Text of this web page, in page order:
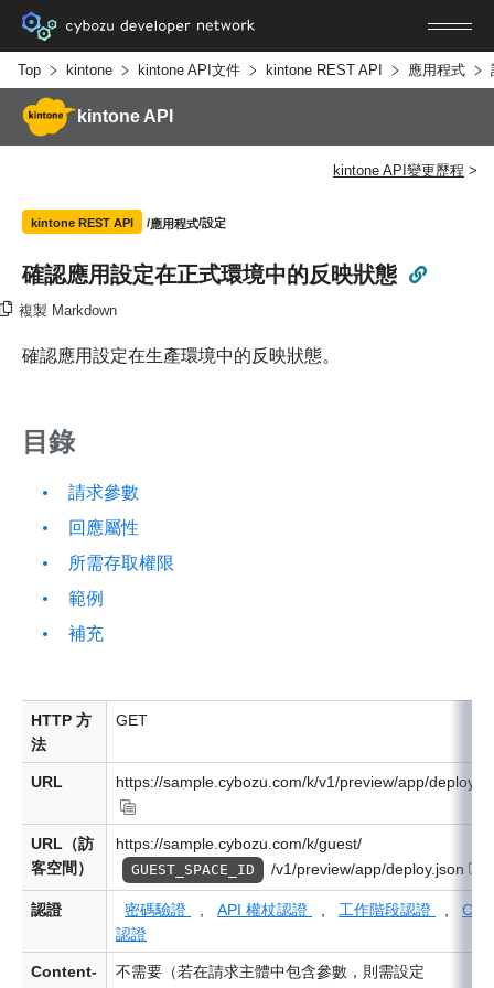
Top kintone kintone API文件 kintone REST API 應用程式
kintone API
kintone API變更歷程
kintone REST API 應用程式 設定
確認應用設定在正式環境中的反映狀態
複製 Markdown
確認應用設定在生產環境中的反映狀態。
目錄
請求參數
回應屬性
所需存取權限
範例
補充
HTTP 方
法
GET
URL https://sample.cybozu.com/k/v1/preview/app/
URL（訪
客空間）
https://sample.cybozu.com/k/guest/
GUEST_SPACE_ID /v1/preview/app/deploy.json
認證 密碼驗證 API 權杖認證 工作階段認證
認證
Content-
不需要（若在請求主體中包含參數，則需設定